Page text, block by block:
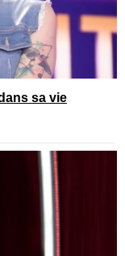
sa vie